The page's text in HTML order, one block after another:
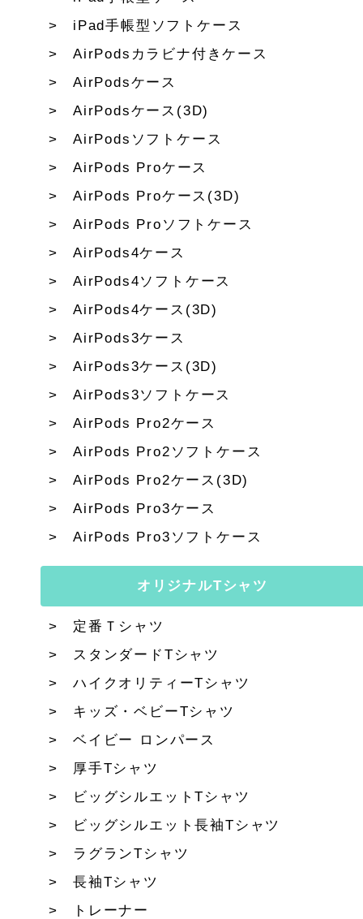
iPad手帳型ソフトケース
AirPodsカラビナ付きケース
AirPodsケース
AirPodsケース(3D)
AirPodsソフトケース
AirPods Proケース
AirPods Proケース(3D)
AirPods Proソフトケース
AirPods4ケース
AirPods4ソフトケース
AirPods4ケース(3D)
AirPods3ケース
AirPods3ケース(3D)
AirPods3ソフトケース
AirPods Pro2ケース
AirPods Pro2ソフトケース
AirPods Pro2ケース(3D)
AirPods Pro3ケース
AirPods Pro3ソフトケース
オリジナルTシャツ
定番Ｔシャツ
スタンダードTシャツ
ハイクオリティーTシャツ
キッズ・ベビーTシャツ
ベイビー ロンパース
厚手Tシャツ
ビッグシルエットTシャツ
ビッグシルエット長袖Tシャツ
ラグランTシャツ
長袖Tシャツ
トレーナー